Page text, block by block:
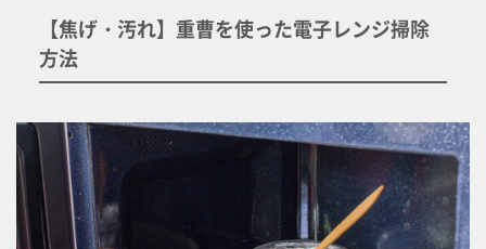
【焦げ・汚れ】重曹を使った電子レンジ掃除
方法